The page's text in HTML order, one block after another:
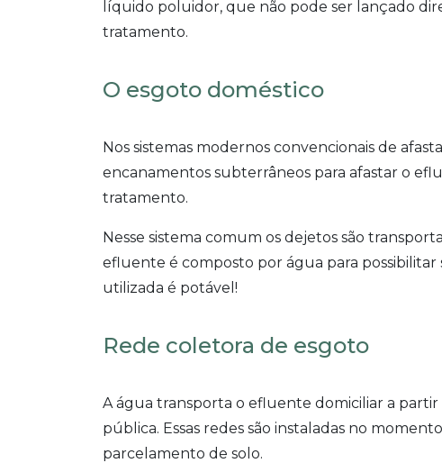
líquido poluidor, que não pode ser lançado
tratamento.
O esgoto doméstico
Nos sistemas modernos convencionais de
encanamentos subterrâneos para afastar o
tratamento.
Nesse sistema comum os dejetos são
efluente é composto por água para
utilizada é potável!
Rede coletora de esgoto
A água transporta o efluente domiciliar a
pública. Essas redes são instaladas no
parcelamento de solo.